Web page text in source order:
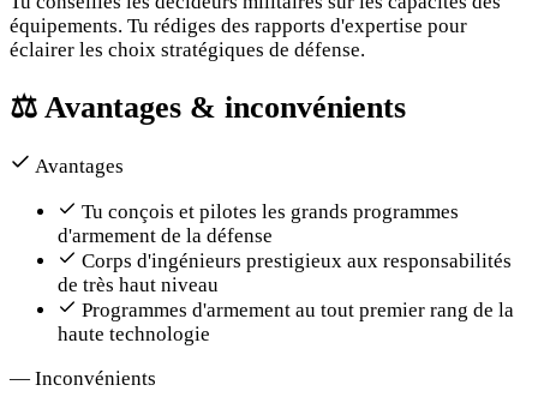
équipements. Tu rédiges des rapports d'expertise pour
éclairer les choix stratégiques de défense.
⚖️ Avantages & inconvénients
Avantages
Tu conçois et pilotes les grands programmes
d'armement de la défense
Corps d'ingénieurs prestigieux aux responsabilités
de très haut niveau
Programmes d'armement au tout premier rang de la
haute technologie
— Inconvénients